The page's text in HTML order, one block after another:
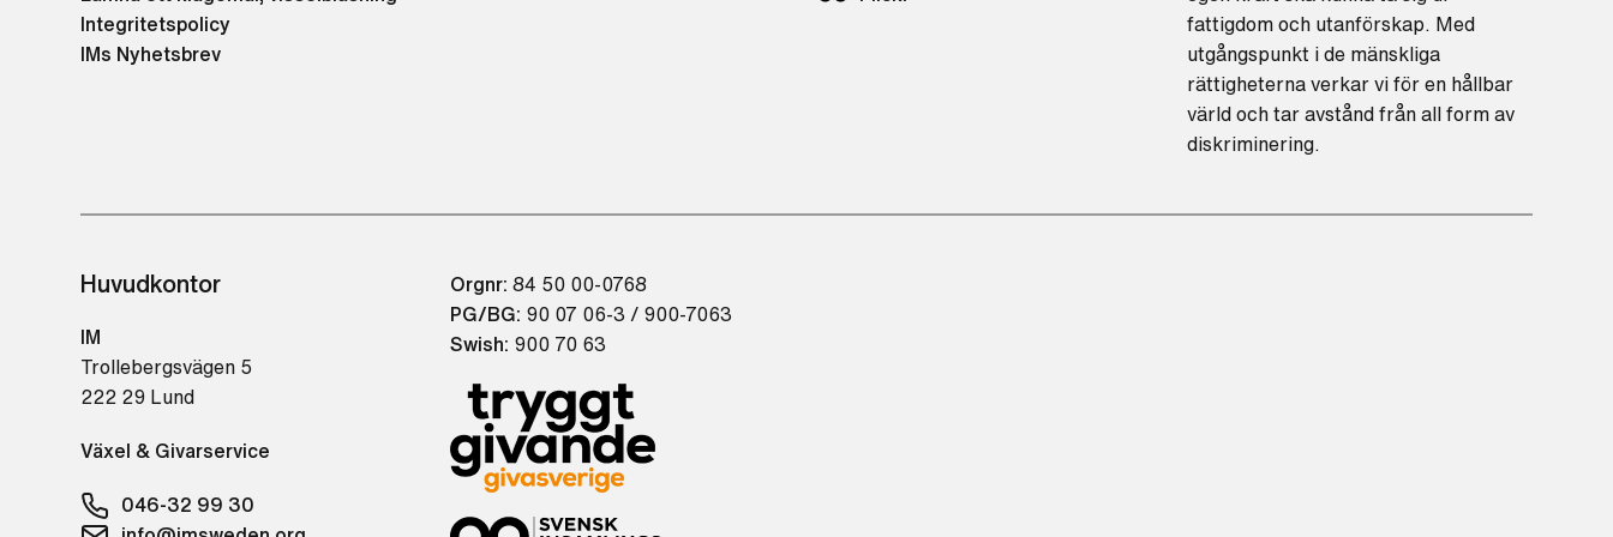
Integritetspolicy
IMs Nyhetsbrev
fattigdom och utanförskap. Med
utgångspunkt i de mänskliga
rättigheterna verkar vi för en hållbar
värld och tar avstånd från all form av
diskriminering.
Huvudkontor
IM
Trollebergsvägen 5
222 29 Lund
Växel & Givarservice
046-32 99 30
Orgnr: 84 50 00-0768
PG/BG: 90 07 06-3 / 900-7063
Swish: 900 70 63